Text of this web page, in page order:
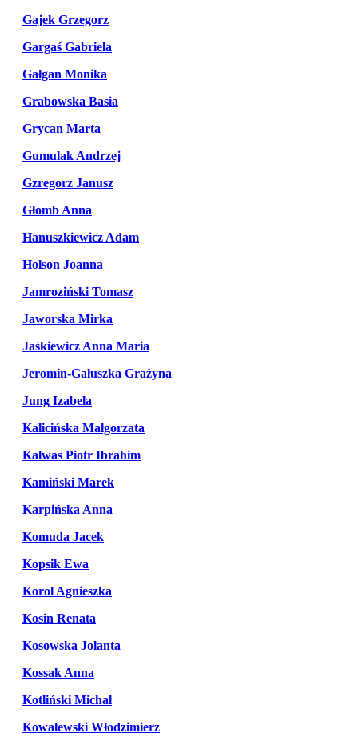
Gajek Grzegorz
Gargaś Gabriela
Gałgan Monika
Grabowska Basia
Grycan Marta
Gumulak Andrzej
Gzregorz Janusz
Głomb Anna
Hanuszkiewicz Adam
Holson Joanna
Jamroziński Tomasz
Jaworska Mirka
Jaśkiewicz Anna Maria
Jeromin-Gałuszka Grażyna
Jung Izabela
Kalicińska Małgorzata
Kalwas Piotr Ibrahim
Kamiński Marek
Karpińska Anna
Komuda Jacek
Kopsik Ewa
Korol Agnieszka
Kosin Renata
Kosowska Jolanta
Kossak Anna
Kotliński Michał
Kowalewski Włodzimierz